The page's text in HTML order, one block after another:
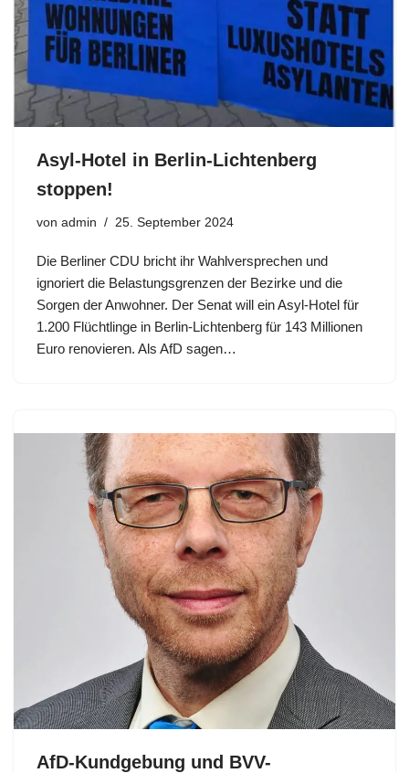
Asyl-Hotel in Berlin-Lichtenberg
stoppen!
von admin 25. September 2024
Die Berliner CDU bricht ihr Wahlversprechen und
ignoriert die Belastungsgrenzen der Bezirke und die
Sorgen der Anwohner. Der Senat will ein Asyl-Hotel für
1.200 Flüchtlinge in Berlin-Lichtenberg für 143 Millionen
Euro renovieren. Als AfD sagen…
AfD-Kundgebung und BVV-